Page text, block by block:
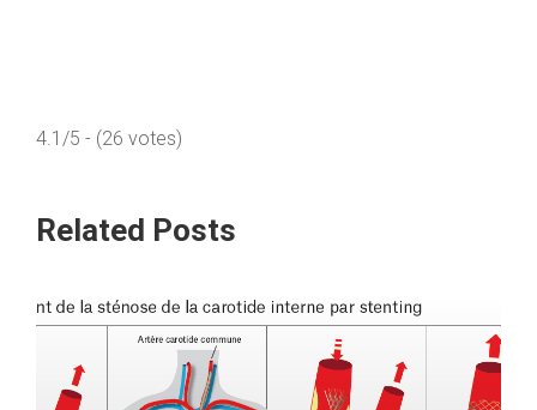
4.1/5 - (26 votes)
Related Posts